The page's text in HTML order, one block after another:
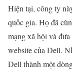
Hiện tại, công ty
quốc gia. Họ đã
mạng xã hội và
website của Dell.
Dell thành một